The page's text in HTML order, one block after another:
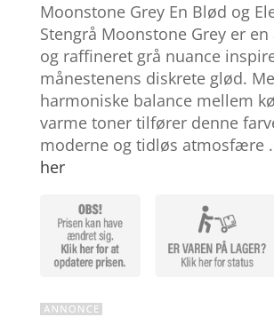
ud af 5
baseret på
kundebedø
mmelser
Moonstone Grey En Blød og
Stengrå Moonstone Grey er
og raffineret grå nuance
månestenens diskrete glød.
harmoniske balance mellem
varme toner tilfører denne
moderne og tidløs atmosfære
her